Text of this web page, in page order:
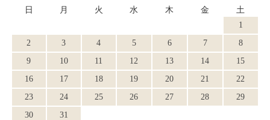
日
月 火 水 木 金
土
1
2
3 4 5 6 7
8
9
10 11 12 13 14
15
16
17 18 19 20 21
22
23
24 25 26 27 28
29
30
31